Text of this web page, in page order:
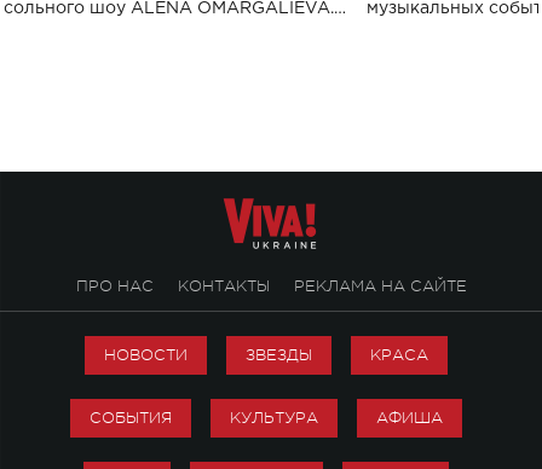
сольного шоу ALENA OMARGALIEVA.
музыкальных
ПРО НАС КОНТАКТЫ РЕКЛАМА НА САЙТЕ
НОВОСТИ ЗВЕЗДЫ КРАСА
СОБЫТИЯ КУЛЬТУРА АФИША